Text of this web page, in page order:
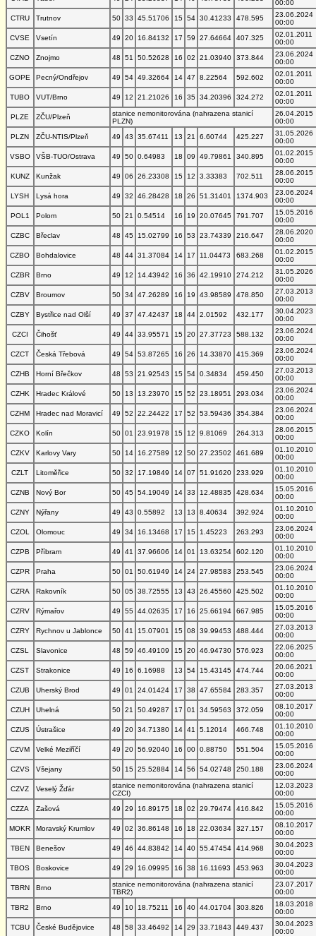
00:00
CTRU
Trutnov 50 33 45.51706 15 54 30.41233 478.595
23.06.2024
00:00
CVSE
Vsetín 49 20 16.84132 17 59 27.64664 407.325
02.01.2011
00:00
CZNO
Znojmo 48 51 50.52628 16 02 21.03940 373.844
23.06.2024
00:00
GOPE
Pecný/Ondřejov 49 54 49.32664 14 47 8.22564 592.602
02.01.2011
00:00
TUBO
VUT/Brno 49 12 21.21026 16 35 34.20396 324.272
02.01.2011
00:00
PLZE
ZČU/Plzeň
stanice nemonitorována (nahrazena stanicí
PLZN)
26.04.2015
00:00
PLZN
ZČU-NTIS/Plzeň 49 43 35.67411 13 21 6.60744 425.227
31.05.2026
00:00
VSBO
VŠB-TUO/Ostrava 49 50 0.64983 18 09 49.79861 340.895
01.02.2015
00:00
KUNZ
Kunžak 49 06 26.23308 15 12 3.33383 702.511
28.06.2015
00:00
LYSH
Lysá hora 49 32 46.28428 18 26 51.31401 1374.903
23.06.2024
00:00
POL1
Polom 50 21 0.54514 16 19 20.07645 791.707
15.05.2016
00:00
CZBC
Břeclav 48 45 15.02799 16 53 23.74339 216.647
28.06.2020
00:00
CZBO
Bohdalovice 48 44 31.37084 14 17 11.04473 683.268
01.02.2015
00:00
CZBR
Brno 49 12 14.43942 16 36 42.19910 274.212
31.05.2026
00:00
CZBV
Broumov 50 34 47.26289 16 19 43.98589 478.850
27.03.2013
00:00
CZBY
Bystřice nad Olší 49 37 47.42437 18 44 2.01592 432.177
30.04.2023
00:00
CZCI
Čihošť 49 44 33.95571 15 20 27.37723 588.132
23.06.2024
00:00
CZCT
Česká Třebová 49 54 53.87265 16 26 14.33870 415.369
23.06.2024
00:00
CZHB
Horní Břečkov 48 53 21.92543 15 54 0.34834 459.450
27.03.2013
00:00
CZHK
Hradec Králové 50 13 13.23970 15 52 23.18951 293.034
23.06.2024
00:00
CZHM
Hradec nad Moravicí 49 52 22.24422 17 52 53.59436 354.384
23.06.2024
00:00
CZKO
Kolín 50 01 23.91978 15 12 9.81069 264.313
28.06.2015
00:00
CZKV
Karlovy Vary 50 14 16.27589 12 50 27.23502 461.689
01.10.2010
00:00
CZLT
Litoměřice 50 32 17.19849 14 07 51.91620 233.929
01.10.2010
00:00
CZNB
Nový Bor 50 45 54.19049 14 33 12.48835 428.634
15.05.2016
00:00
CZNY
Nýřany 49 43 0.55892 13 13 8.40634 392.924
01.10.2010
00:00
CZOL
Olomouc 49 34 16.13468 17 15 1.45223 263.293
23.06.2024
00:00
CZPB
Příbram 49 41 37.96606 14 01 13.63254 602.120
01.10.2010
00:00
CZPR
Praha 50 01 50.61949 14 24 27.98583 253.545
23.06.2024
00:00
CZRA
Rakovník 50 05 38.72555 13 43 26.45560 425.502
01.10.2010
00:00
CZRV
Rýmařov 49 55 44.02635 17 16 25.66194 667.985
15.05.2016
00:00
CZRY
Rychnov u Jablonce 50 41 15.07901 15 08 39.99453 488.444
27.03.2013
00:00
CZSL
Slavonice 48 59 46.49109 15 20 46.94730 576.923
22.06.2025
00:00
CZST
Strakonice 49 16 6.16988 13 54 15.43145 474.744
20.06.2021
00:00
CZUB
Uherský Brod 49 01 24.01424 17 38 47.65584 283.357
27.03.2013
00:00
CZUH
Uhelná 50 21 50.49287 17 01 34.59563 372.059
08.10.2017
00:00
CZUS
Ústrašice 49 20 34.71380 14 41 5.12014 466.748
01.10.2010
00:00
CZVM
Velké Meziříčí 49 20 56.92040 16 00 0.88750 551.504
15.05.2016
00:00
CZVS
Všejany 50 15 25.52884 14 56 54.02748 250.188
23.06.2024
00:00
CZVZ
Veselý Žďár
stanice nemonitorována (nahrazena stanicí
CZCI)
12.03.2023
00:00
CZZA
Zašová 49 29 16.89175 18 02 29.79474 416.842
15.05.2016
00:00
MOKR
Moravský Krumlov 49 02 36.86148 16 18 22.03634 327.157
08.10.2017
00:00
TBEN
Benešov 49 46 44.83842 14 40 55.47454 414.968
30.04.2023
00:00
TBOS
Boskovice 49 29 16.09995 16 38 16.11693 453.963
30.04.2023
00:00
TBRN
Brno
stanice nemonitorována (nahrazena stanicí
TBR2)
23.07.2017
00:00
TBR2
Brno 49 10 18.75211 16 40 44.01704 303.826
18.03.2018
00:00
TCBU
České Budějovice 48 58 33.46492 14 29 33.71843 449.437
30.04.2023
00:00